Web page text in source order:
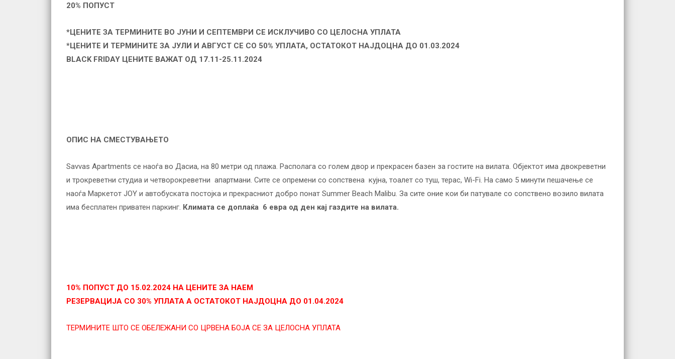
20% ПОПУСТ
*ЦЕНИТЕ ЗА ТЕРМИНИТЕ ВО ЈУНИ И СЕПТЕМВРИ СЕ ИСКЛУЧИВО СО ЦЕЛОСНА УПЛАТА
*ЦЕНИТЕ И ТЕРМИНИТЕ ЗА ЈУЛИ И АВГУСТ СЕ СО 50% УПЛАТА, ОСТАТОКОТ НАЈДОЦНА ДО 01.03.2024
BLACK FRIDAY ЦЕНИТЕ ВАЖАТ ОД 17.11-25.11.2024
ОПИС НА СМЕСТУВАЊЕТО
Savvas Apartments се наоѓа во Дасиа, на 80 метри од плажа. Располага со голем двор и прекрасен базен за гостите на вилата. Објектот има двокреветни
и трокреветни студиа и четворокреветни апартмани. Сите се опремени со сопствена кујна, тоалет со туш, терас, Wi-Fi. На само 5 минути пешачење се
наоѓа Маркетот JOY и автобуската постојка и прекрасниот добро понат Summer Beach Malibu. За сите оние кои би патувале со сопствено возило вилата
има бесплатен приватен паркинг. Климата се доплаќа 6 евра од ден кај газдите на вилата.
10% ПОПУСТ ДО 15.02.2024 НА ЦЕНИТЕ ЗА НАЕМ
РЕЗЕРВАЦИЈА СО 30% УПЛАТА А ОСТАТОКОТ НАЈДОЦНА ДО 01.04.2024
ТЕРМИНИТЕ ШТО СЕ ОБЕЛЕЖАНИ СО ЦРВЕНА БОЈА СЕ ЗА ЦЕЛОСНА УПЛАТА